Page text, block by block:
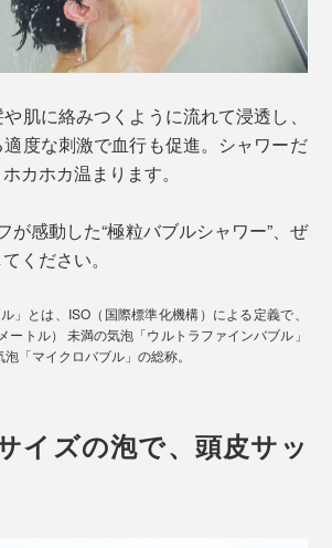
肌に絡みつくように流れて浸透し、
度な刺激で血行も促進。シャワーだ
カホカ温まります。
が感動した“極粒バブルシャワー”、ぜ
ください。
」とは、ISO（国際標準化機構）による定義で、
ートル） 未満の気泡「ウルトラファインバブル」
「マイクロバブル」の総称。
イズの泡で、頭皮サッ